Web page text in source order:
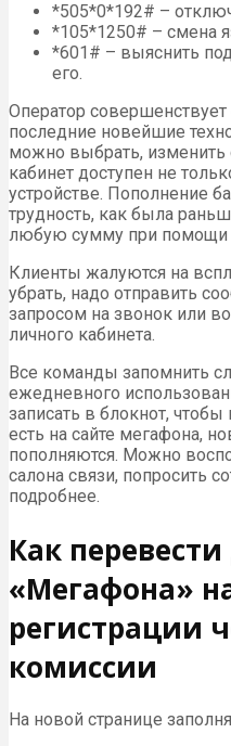
*505*0*192# –
*105*1250# – смена
*601# – выяснить
его.
Оператор совершенствует
последние новейшие
можно выбрать, изменить
кабинет доступен не
устройстве. Пополнение
трудность, как была
любую сумму при помощи
Клиенты жалуются на
убрать, надо отправить
запросом на звонок или
личного кабинета.
Все команды запомнить
ежедневного
записать в блокнот,
есть на сайте мегафона,
пополняются. Можно
салона связи, попросить
подробнее.
Как
«Мегафона»
регистрации
комиссии
На новой странице